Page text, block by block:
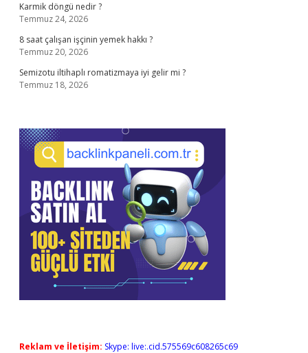
Karmik döngü nedir ?
Temmuz 24, 2026
8 saat çalışan işçinin yemek hakkı ?
Temmuz 20, 2026
Semizotu iltihaplı romatizmaya iyi gelir mi ?
Temmuz 18, 2026
Reklam ve İletişim: Skype: live:.cid.575569c608265c69